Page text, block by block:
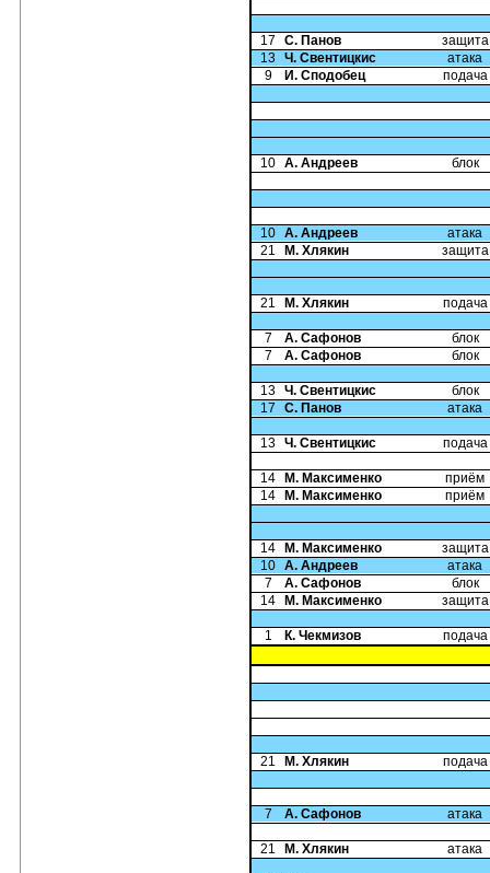
17 С. Панов
защита
13 Ч. Свентицкис
атака
9
И. Сподобец подача
10 А. Андреев блок
10 А. Андреев
атака
21
М. Хлякин защита
21 М. Хлякин подача
7 А. Сафонов
блок
7
А. Сафонов блок
13 Ч. Свентицкис
блок
17
С. Панов атака
13 Ч. Свентицкис подача
14 М. Максименко
приём
14
М. Максименко приём
14 М. Максименко
защита
10 А. Андреев
атака
7
А. Сафонов
блок
14
М. Максименко защита
1 К. Чекмизов подача
21 М. Хлякин подача
7 А. Сафонов атака
21 М. Хлякин атака